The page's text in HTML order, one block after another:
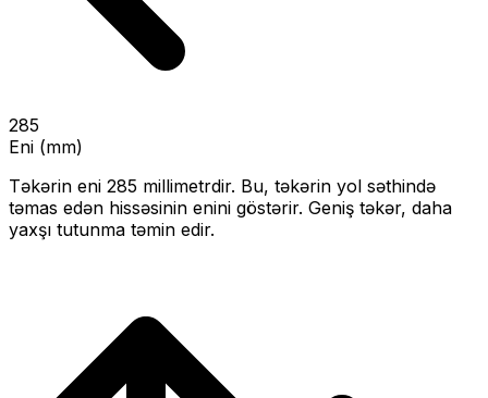
285
Eni (mm)
Təkərin eni 285 millimetrdir. Bu, təkərin yol səthində
təmas edən hissəsinin enini göstərir. Geniş təkər, daha
yaxşı tutunma təmin edir.